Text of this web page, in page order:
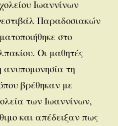
Ιωαννίνων
Παραδοσιακών
στο
Οι μαθητές
τη
βρέθηκαν με
των Ιωαννίνων,
και απέδειξαν πως